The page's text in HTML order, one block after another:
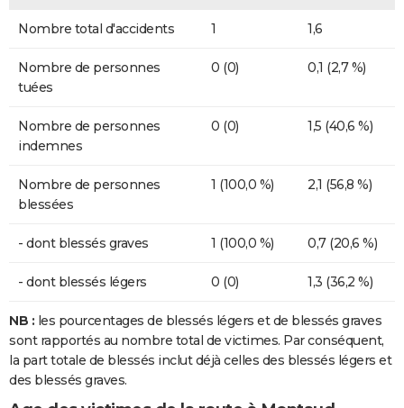
Nombre total d'accidents 1 1,6
Nombre de personnes
tuées
0 (0) 0,1 (2,7 %)
Nombre de personnes
indemnes
0 (0) 1,5 (40,6 %)
Nombre de personnes
blessées
1 (100,0 %) 2,1 (56,8 %)
- dont blessés graves 1 (100,0 %) 0,7 (20,6 %)
- dont blessés légers 0 (0) 1,3 (36,2 %)
NB : les pourcentages de blessés légers et de blessés graves
sont rapportés au nombre total de victimes. Par conséquent,
la part totale de blessés inclut déjà celles des blessés légers et
des blessés graves.